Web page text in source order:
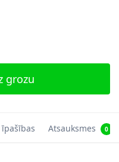
grozu
Atsauksmes 0